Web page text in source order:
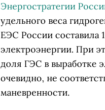
Энергостратегии
удельного веса
ЕЭС России составила
электроэнергии. При
доля ГЭС в выработке
очевидно, не
маневренности.